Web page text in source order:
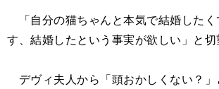
「自分の猫ちゃんと本気で結婚した
す、結婚したという事実が欲しい」と切
デヴィ夫人から「頭おかしくない？